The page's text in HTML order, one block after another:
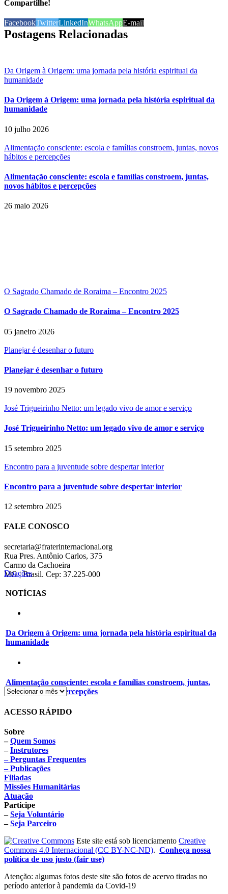
Compartilhe!
FacebookTwitterLinkedInWhatsAppE-mail
Postagens Relacionadas
Da Origem à Origem: uma jornada pela história espiritual da
humanidade
Da Origem à Origem: uma jornada pela história espiritual da
humanidade
10 julho 2026
Alimentação consciente: escola e famílias constroem, juntas, novos
hábitos e percepções
Alimentação consciente: escola e famílias constroem, juntas,
novos hábitos e percepções
26 maio 2026
O Sagrado Chamado de Roraima – Encontro 2025
O Sagrado Chamado de Roraima – Encontro 2025
05 janeiro 2026
Planejar é desenhar o futuro
Planejar é desenhar o futuro
19 novembro 2025
José Trigueirinho Netto: um legado vivo de amor e serviço
José Trigueirinho Netto: um legado vivo de amor e serviço
15 setembro 2025
Encontro para a juventude sobre despertar interior
Encontro para a juventude sobre despertar interior
12 setembro 2025
FALE CONOSCO
secretaria@fraterinternacional.org
Rua Pres. Antônio Carlos, 375
Carmo da Cachoeira
MG | Brasil. Cep: 37.225-000
Doações
NOTÍCIAS
Da Origem à Origem: uma jornada pela história espiritual da
humanidade
Alimentação consciente: escola e famílias constroem, juntas,
novos hábitos e percepções
ACESSO RÁPIDO
Sobre
–Quem Somos
–Instrutores
– Perguntas Frequentes
– Publicações
Filiadas
Missões Humanitárias
Atuação
Participe
–Seja Voluntário
–Seja Parceiro
Este site está sob licenciamento Creative
Commons 4.0 Internacional (CC BY-NC-ND). Conheça nossa
política de uso justo (fair use)
Atenção: algumas fotos deste site são fotos de acervo tiradas no
período anterior à pandemia da Covid-19